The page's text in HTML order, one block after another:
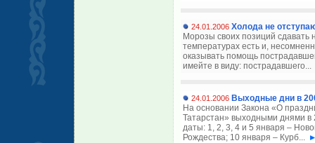
24.01.2006 Холода не
Морозы своих позиций сдавать
температурах есть и,
оказывать помощь
имейте в виду: пострадавшего...
24.01.2006 Выходные дни в
На основании Закона «О
Татарстан» выходными днями
даты: 1, 2, 3, 4 и 5 января –
Рождества; 10 января – Курб...